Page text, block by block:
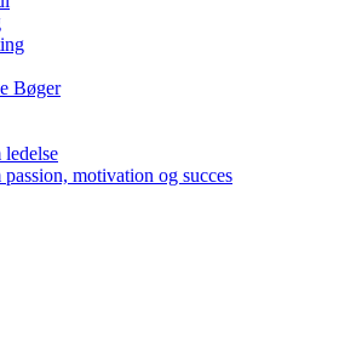
Bøger
ledelse
motivation og succes